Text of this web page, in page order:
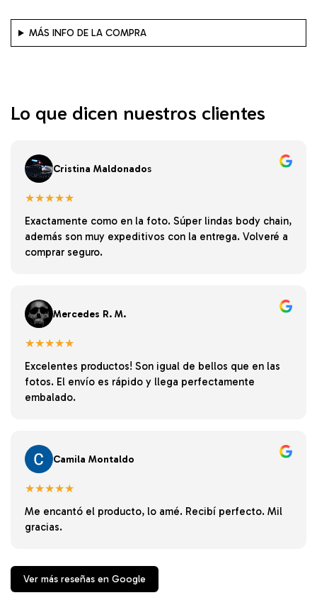
MÁS INFO DE LA COMPRA
Lo que dicen nuestros clientes
Cristina Maldonados
★★★★★
Exactamente como en la foto. Súper lindas body chain,
además son muy expeditivos con la entrega. Volveré a
comprar seguro.
Mercedes R. M.
★★★★★
Excelentes productos! Son igual de bellos que en las
fotos. El envío es rápido y llega perfectamente
embalado.
Camila Montaldo
★★★★★
Me encantó el producto, lo amé. Recibí perfecto. Mil
gracias.
Ver más reseñas en Google